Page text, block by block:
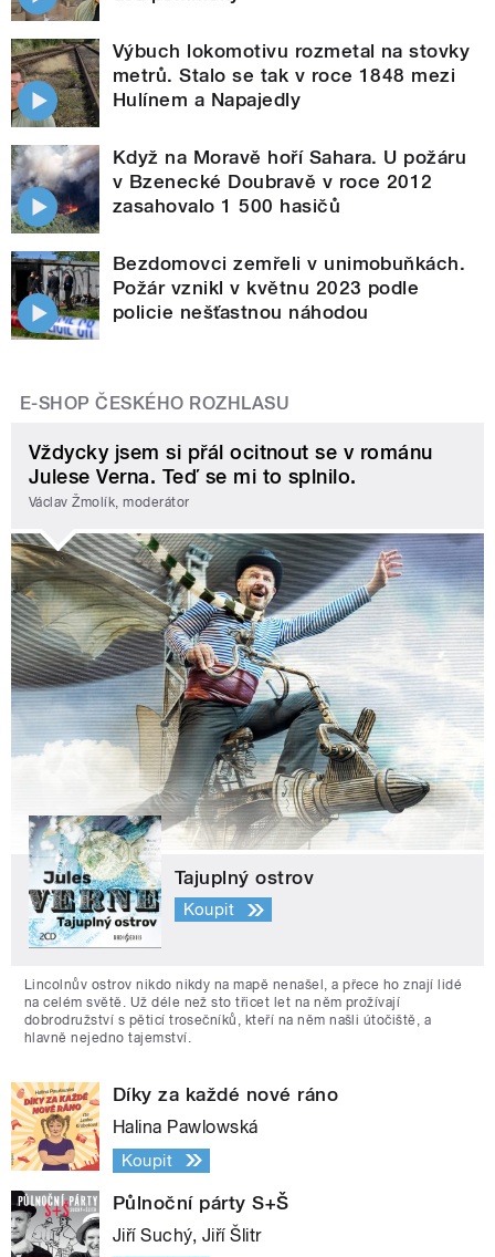
Výbuch lokomotivu rozmetal na stovky
metrů. Stalo se tak v roce 1848 mezi
Hulínem a Napajedly
Když na Moravě hoří Sahara. U požáru
v Bzenecké Doubravě v roce 2012
zasahovalo 1 500 hasičů
Bezdomovci zemřeli v unimobuňkách.
Požár vznikl v květnu 2023 podle
policie nešťastnou náhodou
E-SHOP ČESKÉHO ROZHLASU
Vždycky jsem si přál ocitnout se v románu
Julese Verna. Teď se mi to splnilo.
Václav Žmolík, moderátor
Tajuplný ostrov
Koupit
Lincolnův ostrov nikdo nikdy na mapě nenašel, a přece ho znají lidé
na celém světě. Už déle než sto třicet let na něm prožívají
dobrodružství s pěticí trosečníků, kteří na něm našli útočiště, a
hlavně nejedno tajemství.
Díky za každé nové ráno
Halina Pawlowská
Koupit
Půlnoční párty S+Š
Jiří Suchý, Jiří Šlitr